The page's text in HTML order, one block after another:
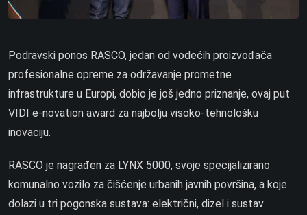
Podravski ponos RASCO, jedan od vodećih proizvođača
profesionalne opreme za održavanje prometne
infrastrukture u Europi, dobio je još jedno priznanje, ovaj put
VIDI e-novation award za najbolju visoko-tehnološku
inovaciju.
RASCO je nagrađen za LYNX 5000, svoje specijalizirano
komunalno vozilo za čišćenje urbanih javnih površina, a koje
dolazi u tri pogonska sustava: električni, dizel i sustav